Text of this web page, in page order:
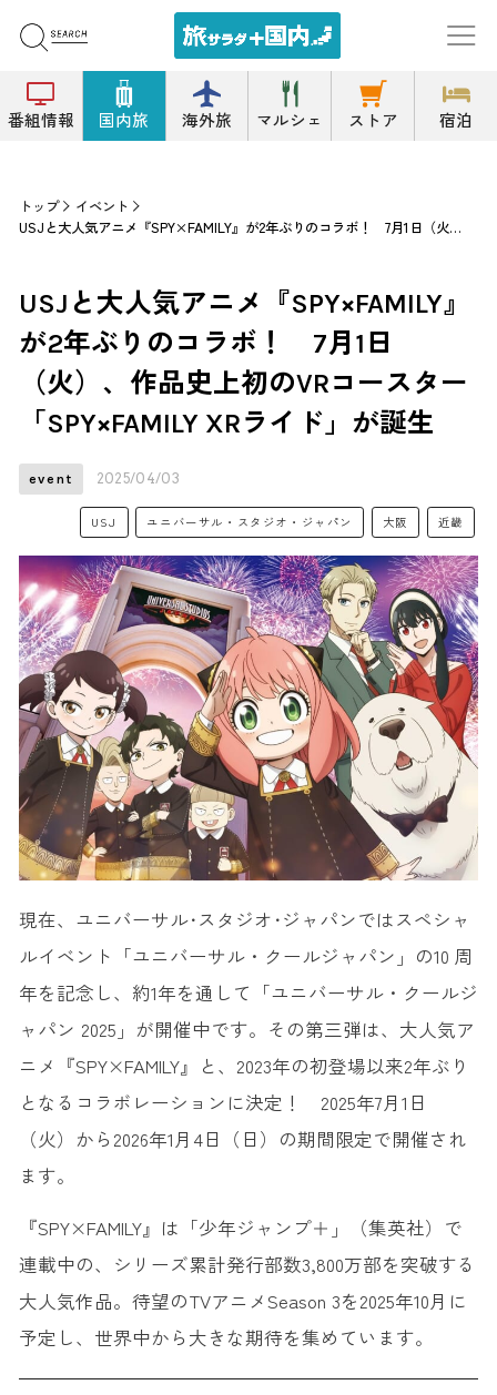
番組情報 国内旅 海外旅 マルシェ ストア 宿泊
トップ
イベント
USJと大人気アニメ『SPY×FAMILY』が2年ぶりのコラボ！ 7月1日（火）、作品史上初のVRコースター「SPY×FAMILY XRライド」が誕生
USJと大人気アニメ『SPY×FAMILY』
が2年ぶりのコラボ！ 7月1日
（火）、作品史上初のVRコースター
「SPY×FAMILY XRライド」が誕生
event 2025/04/03
USJ ユニバーサル・スタジオ・ジャパン 大阪 近畿
現在、ユニバーサル･スタジオ･ジャパンではスペシャ
ルイベント「ユニバーサル・クールジャパン」の10 周
年を記念し、約1年を通して「ユニバーサル・クールジ
ャパン 2025」が開催中です。その第三弾は、大人気ア
ニメ『SPY×FAMILY』と、2023年の初登場以来2年ぶり
となるコラボレーションに決定！ 2025年7月1日
（火）から2026年1月4日（日）の期間限定で開催され
ます。
『SPY×FAMILY』は「少年ジャンプ＋」（集英社）で
連載中の、シリーズ累計発行部数3,800万部を突破する
大人気作品。待望のTVアニメSeason 3を2025年10月に
予定し、世界中から大きな期待を集めています。